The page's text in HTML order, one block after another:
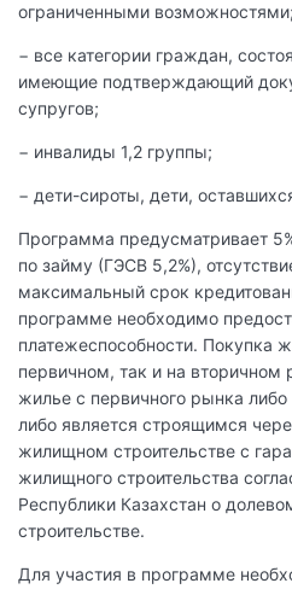
ограниченными возможностями;
− все категории граждан,
имеющие подтверждающий
супругов;
− инвалиды 1,2 группы;
− дети-сироты, дети,
Программа предусматривает
по займу (ГЭСВ 5,2%),
максимальный срок
программе необходимо
платежеспособности. Покупка
первичном, так и на вторичном
жилье с первичного рынка
либо является строящимся
жилищном строительстве с
жилищного строительства
Республики Казахстан о
строительстве.
Для участия в программе